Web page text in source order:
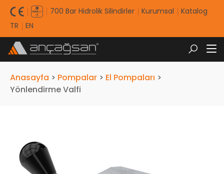
700 Bar Hidrolik Silindirler Kurumsal
Katalog
TR
EN
Anasayfa > Pompalar > El Pompaları >
Yönlendirme Valfi